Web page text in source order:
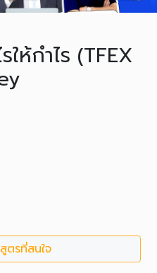
ให้กำไร (TFEX
ตรที่สนใจ